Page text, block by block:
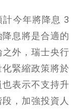
計今年將降息 3
息將是合適的
外，瑞士央行
緊縮政策將於
表示不支持升
，加強投資人